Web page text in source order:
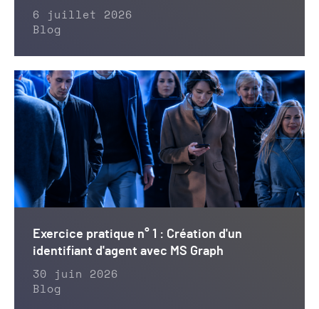
6 juillet 2026
Blog
Exercice pratique n° 1 : Création d'un
identifiant d'agent avec MS Graph
30 juin 2026
Blog